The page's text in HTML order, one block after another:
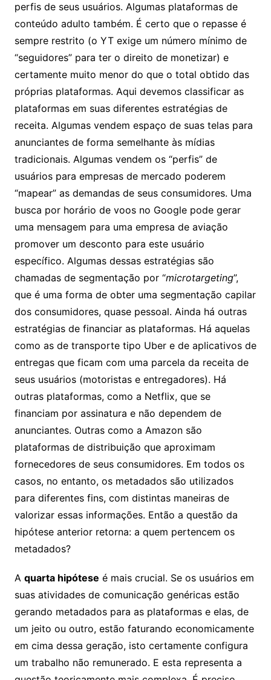
perfis de seus usuários. Algumas plataformas de
conteúdo adulto também. É certo que o repasse é
sempre restrito (o YT exige um número mínimo de
“seguidores” para ter o direito de monetizar) e
certamente muito menor do que o total obtido das
próprias plataformas. Aqui devemos classificar as
plataformas em suas diferentes estratégias de
receita. Algumas vendem espaço de suas telas para
anunciantes de forma semelhante às mídias
tradicionais. Algumas vendem os “perfis” de
usuários para empresas de mercado poderem
“mapear” as demandas de seus consumidores. Uma
busca por horário de voos no Google pode gerar
uma mensagem para uma empresa de aviação
promover um desconto para este usuário
específico. Algumas dessas estratégias são
chamadas de segmentação por “microtargeting”,
que é uma forma de obter uma segmentação capilar
dos consumidores, quase pessoal. Ainda há outras
estratégias de financiar as plataformas. Há aquelas
como as de transporte tipo Uber e de aplicativos de
entregas que ficam com uma parcela da receita de
seus usuários (motoristas e entregadores). Há
outras plataformas, como a Netflix, que se
financiam por assinatura e não dependem de
anunciantes. Outras como a Amazon são
plataformas de distribuição que aproximam
fornecedores de seus consumidores. Em todos os
casos, no entanto, os metadados são utilizados
para diferentes fins, com distintas maneiras de
valorizar essas informações. Então a questão da
hipótese anterior retorna: a quem pertencem os
metadados?
A quarta hipótese é mais crucial. Se os usuários em
suas atividades de comunicação genéricas estão
gerando metadados para as plataformas e elas, de
um jeito ou outro, estão faturando economicamente
em cima dessa geração, isto certamente configura
um trabalho não remunerado. E esta representa a